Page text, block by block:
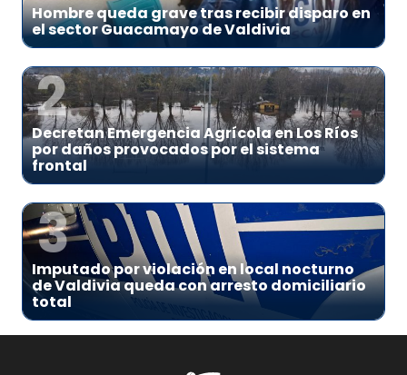
Hombre queda grave tras recibir disparo en
el sector Guacamayo de Valdivia
2
Decretan Emergencia Agrícola en Los Ríos
por daños provocados por el sistema
frontal
3
Imputado por violación en local nocturno
de Valdivia queda con arresto domiciliario
total